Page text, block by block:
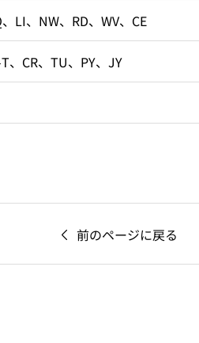
LI、NW、RD、WV、CE
、CR、TU、PY、JY
前のページに戻る